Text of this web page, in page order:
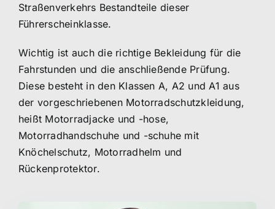
Straßenverkehrs Bestandteile dieser
Führerscheinklasse.
Wichtig ist auch die richtige Bekleidung für die
Fahrstunden und die anschließende Prüfung.
Diese besteht in den Klassen A, A2 und A1 aus
der vorgeschriebenen Motorradschutzkleidung,
heißt Motorradjacke und -hose,
Motorradhandschuhe und -schuhe mit
Knöchelschutz, Motorradhelm und
Rückenprotektor.